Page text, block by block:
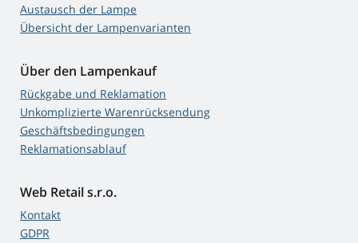
Austausch der Lampe
Übersicht der Lampenvarianten
Über den Lampenkauf
Rückgabe und Reklamation
Unkomplizierte Warenrücksendung
Geschäftsbedingungen
Reklamationsablauf
Web Retail s.r.o.
Kontakt
GDPR